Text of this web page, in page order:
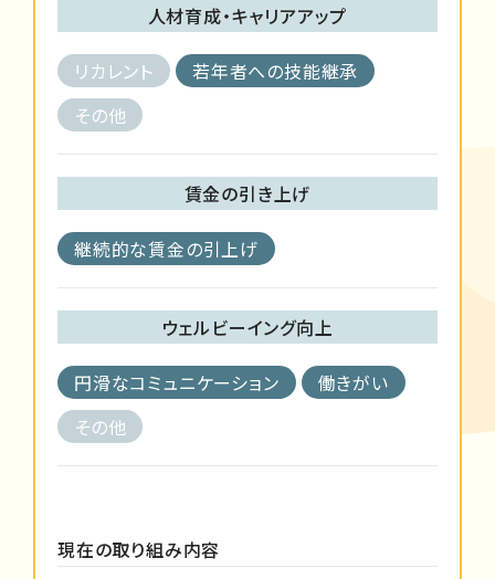
人材育成・キャリアアップ
リカレント
若年者への技能継承
その他
賃金の引き上げ
継続的な賃金の引上げ
ウェルビーイング向上
円滑なコミュニケーション
働きがい
その他
現在の取り組み内容